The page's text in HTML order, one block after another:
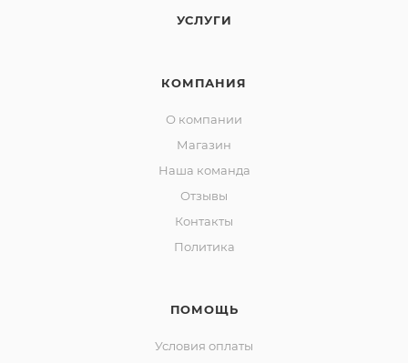
УСЛУГИ
КОМПАНИЯ
О компании
Магазин
Наша команда
Отзывы
Контакты
Политика
ПОМОЩЬ
Условия оплаты